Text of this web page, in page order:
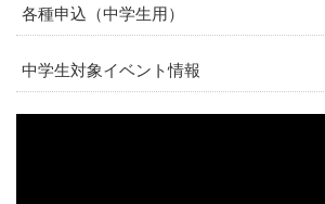
各種申込（中学生用）
中学生対象イベント情報